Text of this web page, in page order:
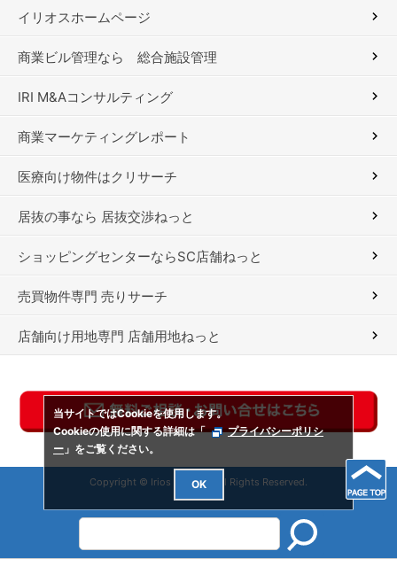
イリオスホームページ
商業ビル管理なら 総合施設管理
IRI M&Aコンサルティング
商業マーケティングレポート
医療向け物件はクリサーチ
居抜の事なら 居抜交渉ねっと
ショッピングセンターならSC店舗ねっと
売買物件専門 売りサーチ
店舗向け用地専門 店舗用地ねっと
Copyright © Irios Co., Ltd. All Rights Reserved.
当サイトではCookieを使用します。
Cookieの使用に関する詳細は「
プライバシーポリシ
ー 」をご覧ください。
OK